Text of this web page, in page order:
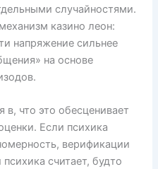
случайностями.
казино леон:
напряжение сильнее
на основе
что это обесценивает
Если психика
верификации
считает, будто